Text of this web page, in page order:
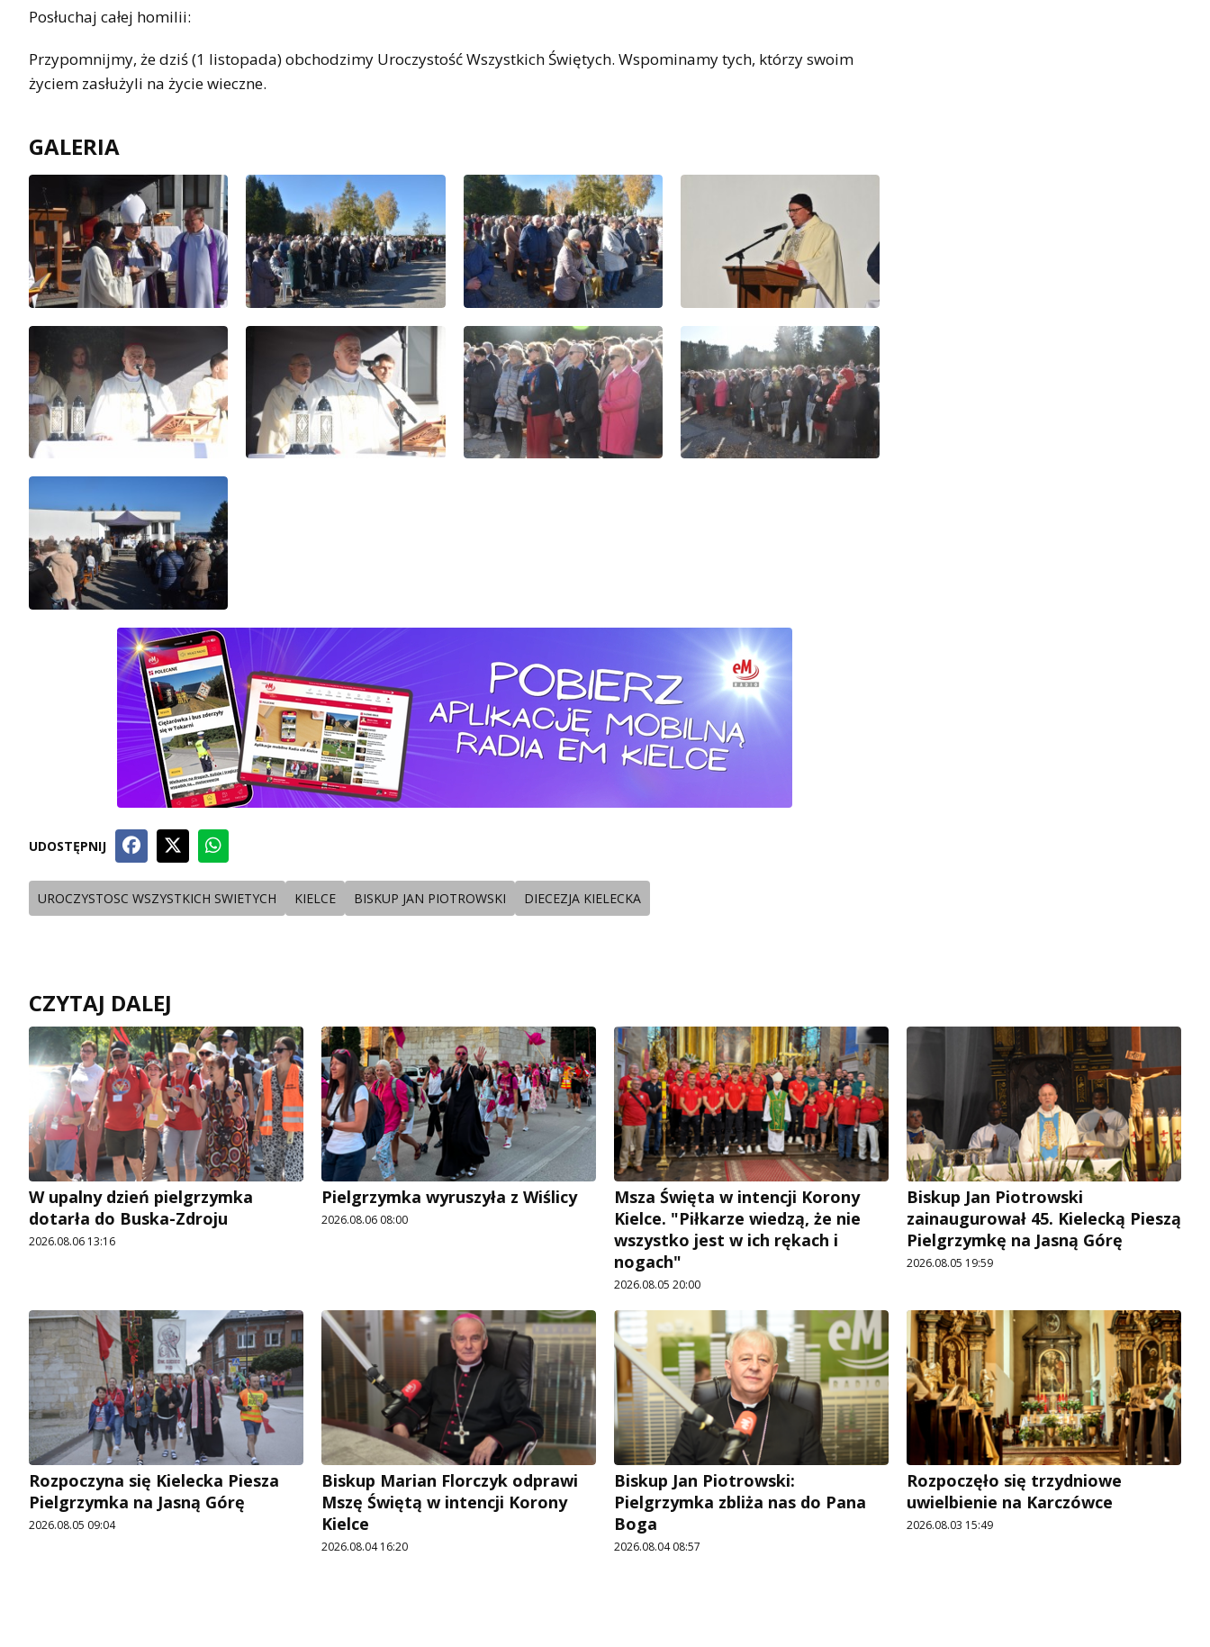
Posłuchaj całej homilii:
Przypomnijmy, że dziś (1 listopada) obchodzimy Uroczystość Wszystkich Świętych. Wspominamy tych, którzy swoim
życiem zasłużyli na życie wieczne.
GALERIA
UDOSTĘPNIJ
UROCZYSTOSC WSZYSTKICH SWIETYCH KIELCE BISKUP JAN PIOTROWSKI DIECEZJA KIELECKA
CZYTAJ DALEJ
W upalny dzień pielgrzymka
dotarła do Buska-Zdroju
2026.08.06 13:16
Pielgrzymka wyruszyła z Wiślicy
2026.08.06 08:00
Msza Święta w intencji Korony
Kielce. "Piłkarze wiedzą, że nie
wszystko jest w ich rękach i
nogach"
2026.08.05 20:00
Biskup Jan Piotrowski
zainaugurował 45. Kielecką Pieszą
Pielgrzymkę na Jasną Górę
2026.08.05 19:59
Rozpoczyna się Kielecka Piesza
Pielgrzymka na Jasną Górę
2026.08.05 09:04
Biskup Marian Florczyk odprawi
Mszę Świętą w intencji Korony
Kielce
2026.08.04 16:20
Biskup Jan Piotrowski:
Pielgrzymka zbliża nas do Pana
Boga
2026.08.04 08:57
Rozpoczęło się trzydniowe
uwielbienie na Karczówce
2026.08.03 15:49